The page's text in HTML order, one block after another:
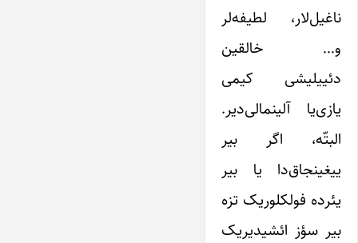
ناغیل‌لار، لطیفه‌لر
و… خالقین
دئییلیشی کیمی
یازی‌یا آلینمالی‌دیر.
البتّه، اگر بیر
ییغینجاق‌دا یا بیر
یئرده فولکلوریک تزه
بیر سؤز ائشیدیریک